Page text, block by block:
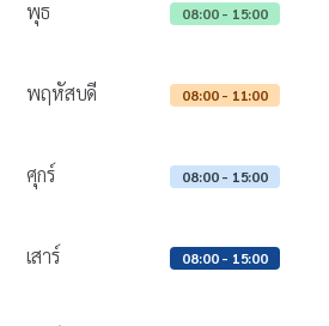
พุธ 08:00 - 15:00
พฤหัสบดี 08:00 - 11:00
ศุกร์ 08:00 - 15:00
เสาร์ 08:00 - 15:00